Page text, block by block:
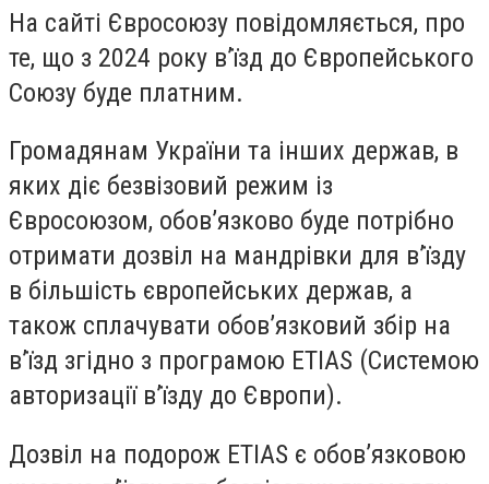
На сайті Євросоюзу повідомляється, про
те, що з 2024 року в’їзд до Європейського
Союзу буде платним.
Громадянам України та інших держав, в
яких діє безвізовий режим із
Євросоюзом, обов’язково буде потрібно
отримати дозвіл на мандрівки для в’їзду
в більшість європейських держав, а
також сплачувати обов’язковий збір на
в’їзд згідно з програмою ETIAS (Системою
авторизації в’їзду до Європи).
Дозвіл на подорож ETIAS є обов’язковою